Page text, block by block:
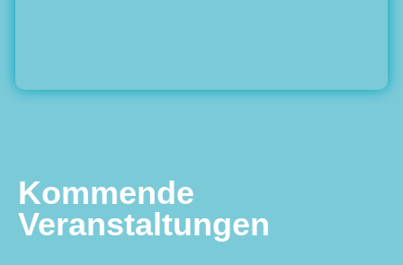
Kommende
Veranstaltungen